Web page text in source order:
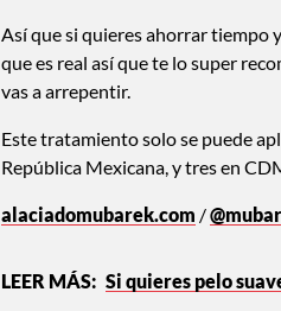
Así que si quieres ahorrar tiempo
que es real así que te lo super
vas a arrepentir.
Este tratamiento solo se puede
República Mexicana, y tres en
alaciadomubarek.com /
Si quieres pelo